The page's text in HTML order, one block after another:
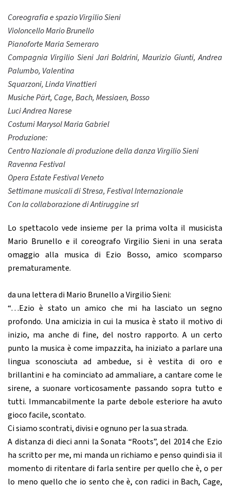
Coreografia e spazio Virgilio Sieni
Violoncello Mario Brunello
Pianoforte Maria Semeraro
Compagnia Virgilio Sieni Jari Boldrini, Maurizio Giunti, Andrea
Palumbo, Valentina
Squarzoni, Linda Vinattieri
Musiche Pärt, Cage, Bach, Messiaen, Bosso
Luci Andrea Narese
Costumi Marysol Maria Gabriel
Produzione:
Centro Nazionale di produzione della danza Virgilio Sieni
Ravenna Festival
Opera Estate Festival Veneto
Settimane musicali di Stresa, Festival Internazionale
Con la collaborazione di Antiruggine srl
Lo spettacolo vede insieme per la prima volta il musicista
Mario Brunello e il coreografo Virgilio Sieni in una serata
omaggio alla musica di Ezio Bosso, amico scomparso
prematuramente.
da una lettera di Mario Brunello a Virgilio Sieni:
“…Ezio è stato un amico che mi ha lasciato un segno
profondo. Una amicizia in cui la musica è stato il motivo di
inizio, ma anche di fine, del nostro rapporto. A un certo
punto la musica è come impazzita, ha iniziato a parlare una
lingua sconosciuta ad ambedue, si è vestita di oro e
brillantini e ha cominciato ad ammaliare, a cantare come le
sirene, a suonare vorticosamente passando sopra tutto e
tutti. Immancabilmente la parte debole esteriore ha avuto
gioco facile, scontato.
Ci siamo scontrati, divisi e ognuno per la sua strada.
A distanza di dieci anni la Sonata “Roots”, del 2014 che Ezio
ha scritto per me, mi manda un richiamo e penso quindi sia il
momento di ritentare di farla sentire per quello che è, o per
lo meno quello che io sento che è, con radici in Bach, Cage,